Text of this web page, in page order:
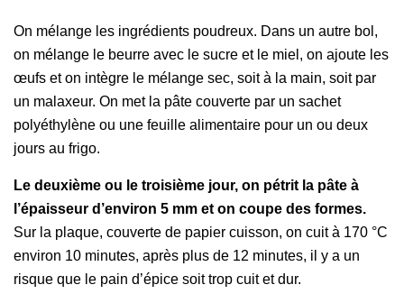
On mélange les ingrédients poudreux. Dans un autre bol,
on mélange le beurre avec le sucre et le miel, on ajoute les
œufs et on intègre le mélange sec, soit à la main, soit par
un malaxeur. On met la pâte couverte par un sachet
polyéthylène ou une feuille alimentaire pour un ou deux
jours au frigo.
Le deuxième ou le troisième jour, on pétrit la pâte à
l’épaisseur d’environ 5 mm et on coupe des formes.
Sur la plaque, couverte de papier cuisson, on cuit à 170 °C
environ 10 minutes, après plus de 12 minutes, il y a un
risque que le pain d’épice soit trop cuit et dur.